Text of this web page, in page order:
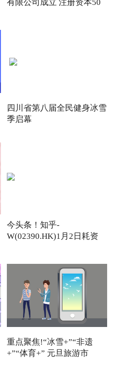
有限公司成立 注册资本50
四川省第八届全民健身冰雪
季启幕
今头条！知乎-
W(02390.HK)1月2日耗资
重点聚焦!“冰雪+”“非遗
+”“体育+” 元旦旅游市